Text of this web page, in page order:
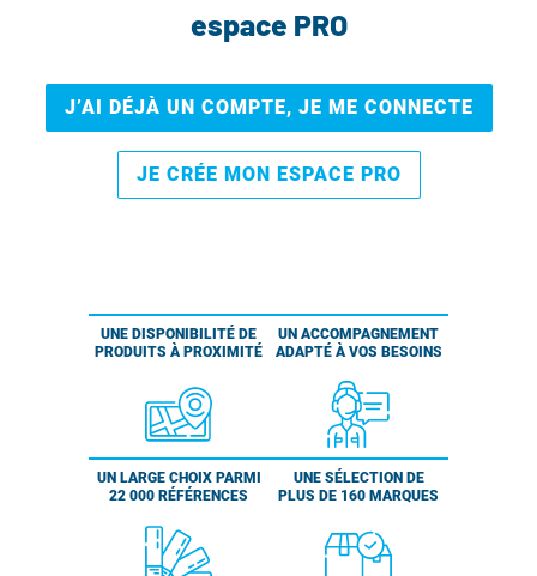
espace PRO
J’AI DÉJÀ UN COMPTE, JE ME CONNECTE
JE CRÉE MON ESPACE PRO
UNE DISPONIBILITÉ DE
PRODUITS À PROXIMITÉ
UN ACCOMPAGNEMENT
ADAPTÉ À VOS BESOINS
UN LARGE CHOIX PARMI
22 000 RÉFÉRENCES
UNE SÉLECTION DE
PLUS DE 160 MARQUES